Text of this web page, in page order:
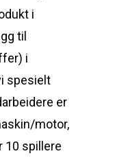
i
til
i
spesielt
er
motor,
10 spillere